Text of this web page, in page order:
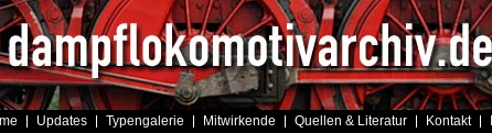
Updates Typengalerie Mitwirkende Quellen & Literatur Kontakt